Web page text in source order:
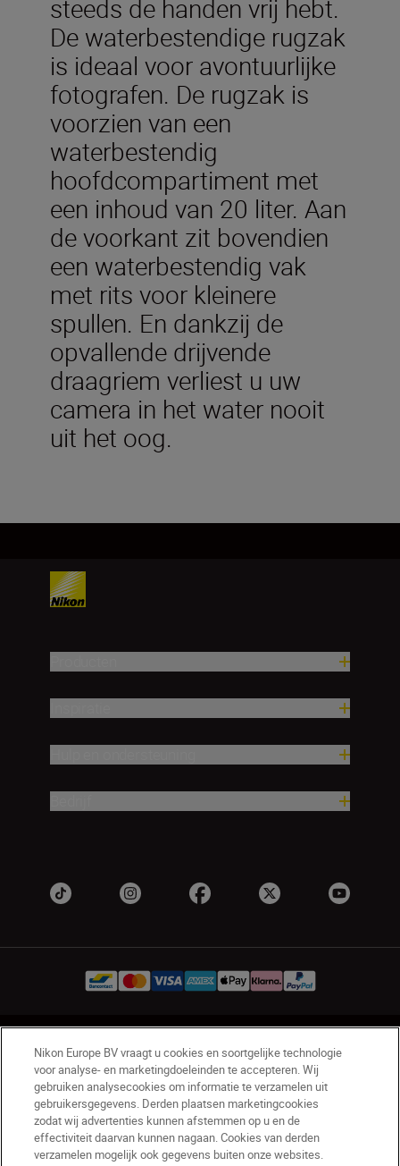
steeds de handen vrij hebt.
De waterbestendige rugzak
is ideaal voor avontuurlijke
fotografen. De rugzak is
voorzien van een
waterbestendig
hoofdcompartiment met
een inhoud van 20 liter. Aan
de voorkant zit bovendien
een waterbestendig vak
met rits voor kleinere
spullen. En dankzij de
opvallende drijvende
draagriem verliest u uw
camera in het water nooit
uit het oog.
BE(nl) Nikon Sites
Contact opnemen
Privacyverklaring
Gebruiksvoorwaarden
Nikon Store - Algemene voorwaarden
Cookieverklaring
Toegankelijkheid
Cookie-instellingen
Nikon Europe BV vraagt u cookies en soortgelijke technologie
voor analyse- en marketingdoeleinden te accepteren. Wij
gebruiken analysecookies om informatie te verzamelen uit
gebruikersgegevens. Derden plaatsen marketingcookies
zodat wij advertenties kunnen afstemmen op u en de
effectiviteit daarvan kunnen nagaan. Cookies van derden
verzamelen mogelijk ook gegevens buiten onze websites.